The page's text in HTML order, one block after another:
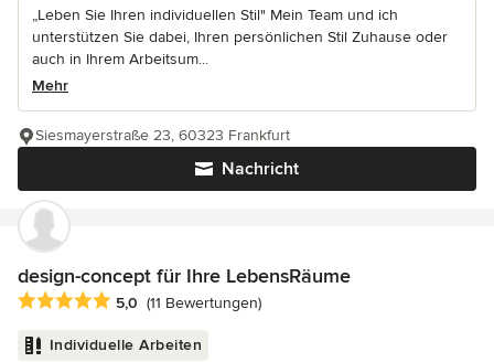
„Leben Sie Ihren individuellen Stil" Mein Team und ich
unterstützen Sie dabei, Ihren persönlichen Stil Zuhause oder
auch in Ihrem Arbeitsum...
Mehr
Nachricht
Siesmayerstraße 23, 60323 Frankfurt
design-concept für Ihre LebensRäume
Durchschnittliche Bewertung: 5 von 5 Sternen
5,0 (11 Bewertungen)
Individuelle Arbeiten